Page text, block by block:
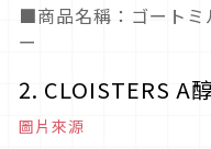
■商品名稱：ゴートミ
ー
2. CLOISTERS A
圖片來源